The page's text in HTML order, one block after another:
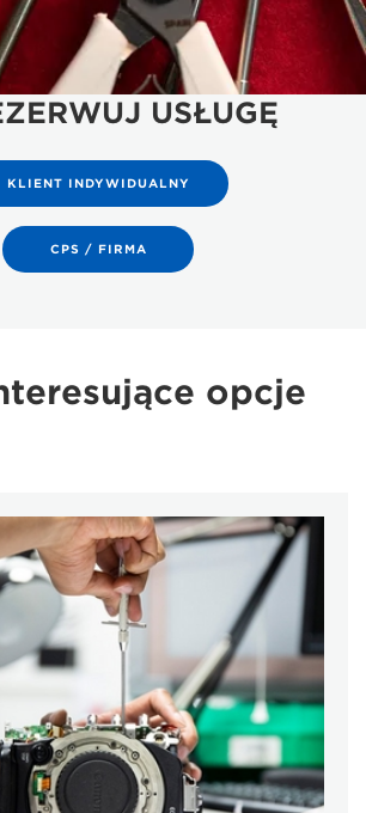
USŁUGĘ
KLIENT INDYWIDUALNY
CPS / FIRMA
opcje